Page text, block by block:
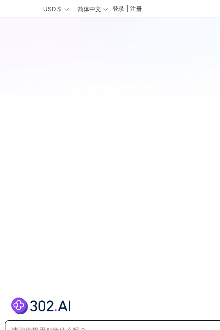
USD $ 简体中文 登录 注册